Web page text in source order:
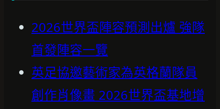
2026世界盃陣容預測出爐 強隊
首發陣容一覽
英足協邀藝術家為英格蘭隊員
創作肖像畫 2026世界盃基地增